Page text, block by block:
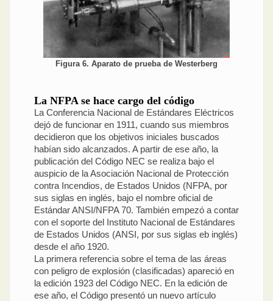
Figura 6. Aparato de prueba de Westerberg
La NFPA se hace cargo del código
La Conferencia Nacional de Estándares Eléctricos
dejó de funcionar en 1911, cuando sus miembros
decidieron que los objetivos iniciales buscados
habían sido alcanzados. A partir de ese año, la
publicación del Código NEC se realiza bajo el
auspicio de la Asociación Nacional de Protección
contra Incendios, de Estados Unidos (NFPA, por
sus siglas en inglés, bajo el nombre oficial de
Estándar ANSI/NFPA 70. También empezó a contar
con el soporte del Instituto Nacional de Estándares
de Estados Unidos (ANSI, por sus siglas eb inglés)
desde el año 1920.
La primera referencia sobre el tema de las áreas
con peligro de explosión (clasificadas) apareció en
la edición 1923 del Código NEC. En la edición de
ese año, el Código presentó un nuevo artículo